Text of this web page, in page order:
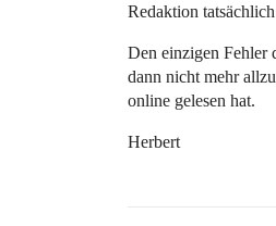
Redaktion
Den einzigen Fehler
dann nicht mehr
online gelesen hat.
Herbert